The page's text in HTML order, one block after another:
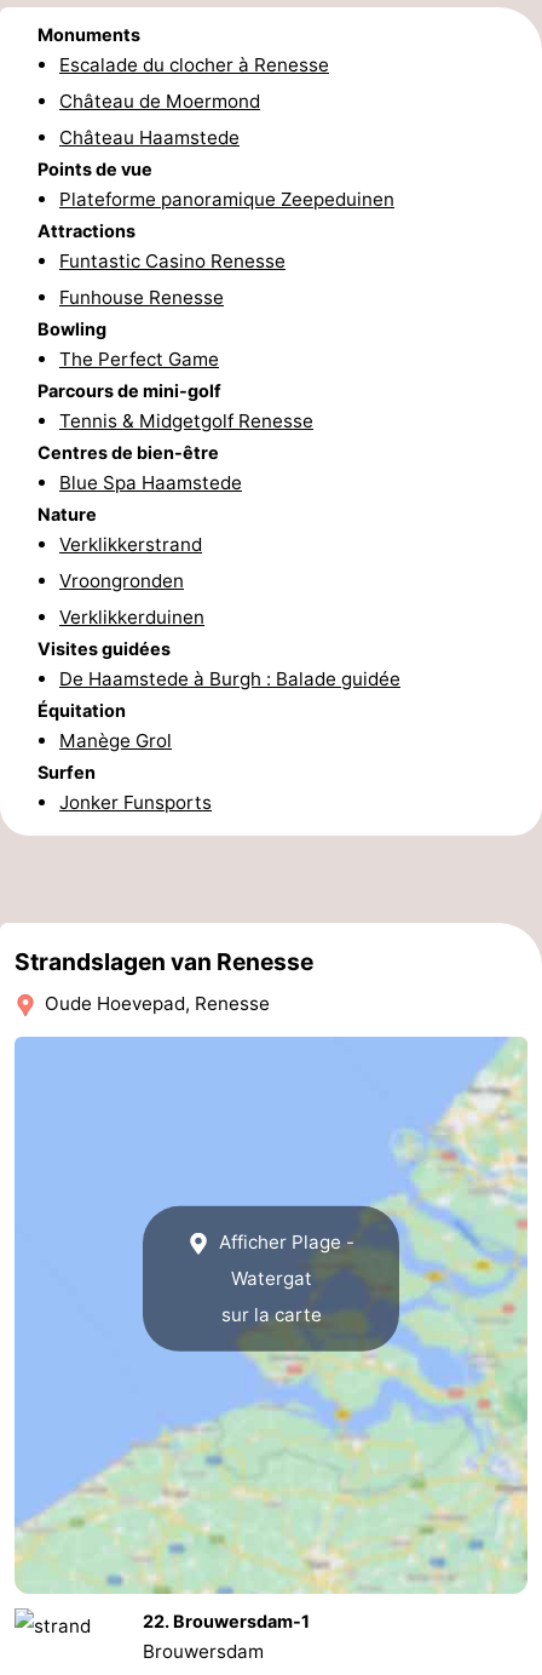
guidées
Sports
Piscines
Faire
vélo
Randonnée
Équitation
Terrains
golf
Surfen
Peche
Sportive
Equitation
Immersion
Observation
phoques
Boire
manger
Événements
Pratiques
Forum
Stationnement
Courtier
Adresses
Scheveningen
La
Haye
-
Rotterdam
-
Monuments
Escalade du clocher à Renesse
Château de Moermond
Château Haamstede
Points de vue
Plateforme panoramique Zeepeduinen
Attractions
Funtastic Casino Renesse
Funhouse Renesse
Bowling
The Perfect Game
Parcours de mini-golf
Tennis & Midgetgolf Renesse
Centres de bien-être
Blue Spa Haamstede
Nature
Verklikkerstrand
Vroongronden
Verklikkerduinen
Visites guidées
De Haamstede à Burgh : Balade guidée
Équitation
Manège Grol
Surfen
Jonker Funsports
Strandslagen van Renesse
Oude Hoevepad, Renesse
Afficher Plage -
Watergat
sur la carte
22. Brouwersdam-1
Brouwersdam